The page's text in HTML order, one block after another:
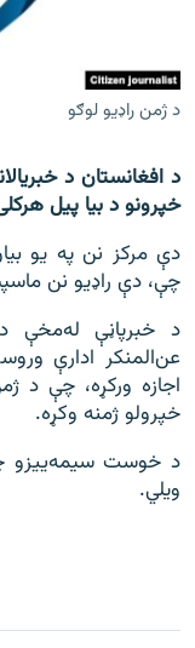
دري پاڼه
Azadi English
راسره ملګري شئ
د ازادې اروپا/
د ژمن راډيو لوګو
د افغانستان د
خپرونو د بیا پیل
دې مرکز نن په یو
چې، دې راډیو نن
د خبرپاڼې له‌مخې
عن‌المنکر ادارې
اجازه ورکړه، چې د
خپرولو ژمنه وکړه.
د خوست سیمه‌يیزو
ویلي.